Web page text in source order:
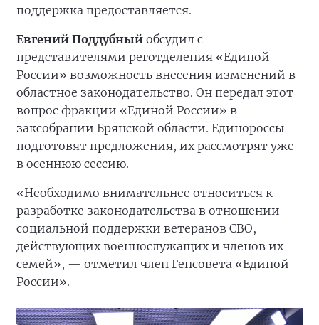
поддержка предоставляется.
Евгений Поддубный обсудил с
представителями реготделения «Единой
России» возможность внесения изменений в
областное законодательство. Он передал этот
вопрос фракции «Единой России» в
заксобрании Брянской области. Единороссы
подготовят предложения, их рассмотрят уже
в осеннюю сессию.
«Необходимо внимательнее относиться к
разработке законодательства в отношении
социальной поддержки ветеранов СВО,
действующих военнослужащих и членов их
семей», — отметил член Генсовета «Единой
России».